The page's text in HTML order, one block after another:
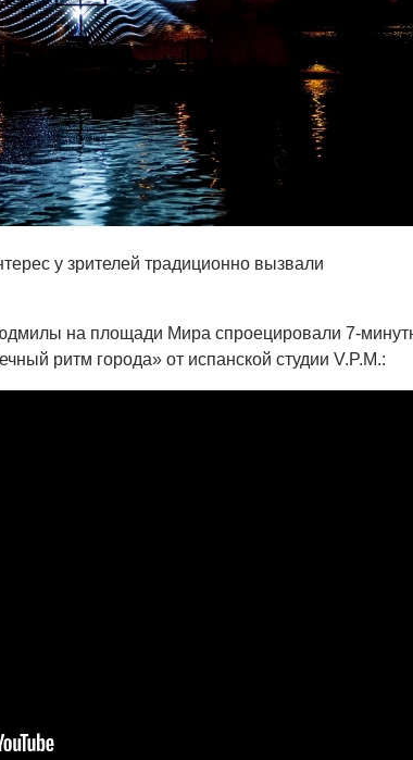
у зрителей традиционно вызвали
на площади Мира спроецировали 7-
ритм города» от испанской студии V.P.M.: